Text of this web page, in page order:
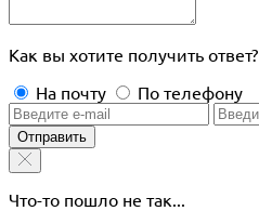
Как вы хотите получить ответ?
На почту
По телефону
Отправить
Что-то пошло не так...